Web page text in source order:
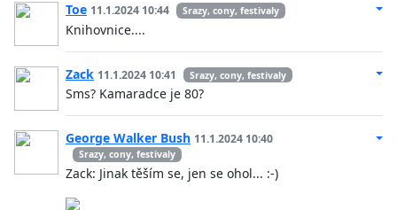
Toe 11.1.2024 10:44 Srazy, cony, festivaly
Knihovnice....
Zack 11.1.2024 10:41 Srazy, cony, festivaly
Sms? Kamaradce je 80?
George Walker Bush 11.1.2024 10:40
Srazy, cony, festivaly
Zack: Jinak těším se, jen se ohol... :-)